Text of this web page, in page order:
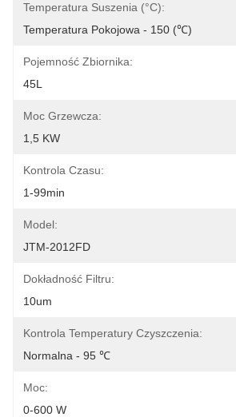
Temperatura Suszenia (°C):
Temperatura Pokojowa - 150 (℃)
Pojemność Zbiornika:
45L
Moc Grzewcza:
1,5 KW
Kontrola Czasu:
1-99min
Model:
JTM-2012FD
Dokładność Filtru:
10um
Kontrola Temperatury Czyszczenia:
Normalna - 95 ℃
Moc:
0-600 W